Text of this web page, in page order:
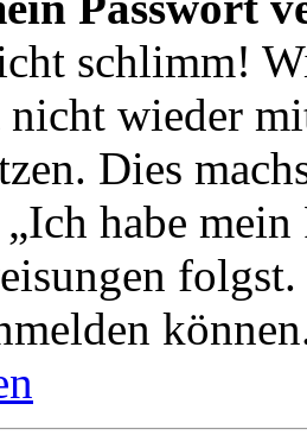
schlimm!
nicht wieder
Dies
habe